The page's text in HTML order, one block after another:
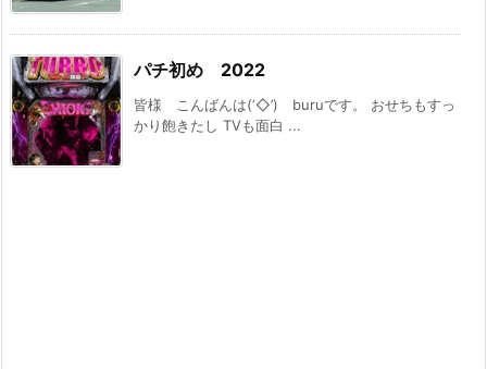
パチ初め 2022
皆様 こんばんは(‘◇’)ゞburuです。 おせちもすっ
かり飽きたし TVも面白 ...